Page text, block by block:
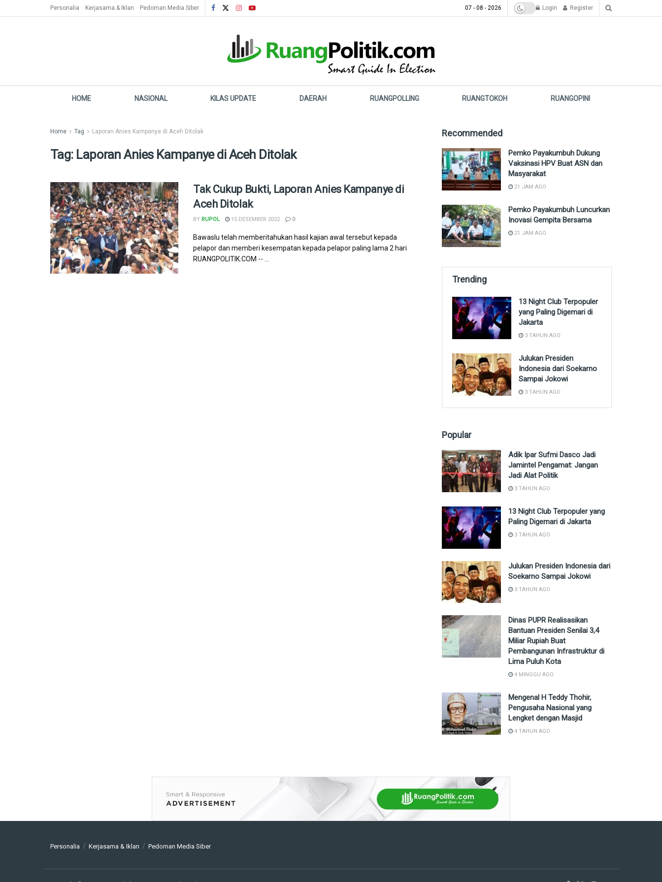
Personalia Kerjasama & Iklan Pedoman Media Siber 07 - 08 - 2026 Login Register
HOME NASIONAL KILAS UPDATE DAERAH RUANGPOLLING RUANGTOKOH RUANGOPINI
Home Tag Laporan Anies Kampanye di Aceh Ditolak
Tag: Laporan Anies Kampanye di Aceh Ditolak
Tak Cukup Bukti, Laporan Anies Kampanye di
Aceh Ditolak
BY RUPOL 15 DESEMBER 2022 0
Bawaslu telah memberitahukan hasil kajian awal tersebut kepada
pelapor dan memberi kesempatan kepada pelapor paling lama 2 hari
RUANGPOLITIK.COM -- ...
Recommended
Pemko Payakumbuh Dukung
Vaksinasi HPV Buat ASN dan
Masyarakat
21 JAM AGO
Pemko Payakumbuh Luncurkan
Inovasi Gempita Bersama
21 JAM AGO
Trending
13 Night Club Terpopuler
yang Paling Digemari di
Jakarta
3 TAHUN AGO
Julukan Presiden
Indonesia dari Soekarno
Sampai Jokowi
3 TAHUN AGO
Popular
Adik Ipar Sufmi Dasco Jadi
Jamintel Pengamat: Jangan
Jadi Alat Politik
3 TAHUN AGO
13 Night Club Terpopuler yang
Paling Digemari di Jakarta
3 TAHUN AGO
Julukan Presiden Indonesia dari
Soekarno Sampai Jokowi
3 TAHUN AGO
Dinas PUPR Realisasikan
Bantuan Presiden Senilai 3,4
Miliar Rupiah Buat
Pembangunan Infrastruktur di
Lima Puluh Kota
4 MINGGU AGO
Mengenal H Teddy Thohir,
Pengusaha Nasional yang
Lengket dengan Masjid
4 TAHUN AGO
Personalia Kerjasama & Iklan Pedoman Media Siber